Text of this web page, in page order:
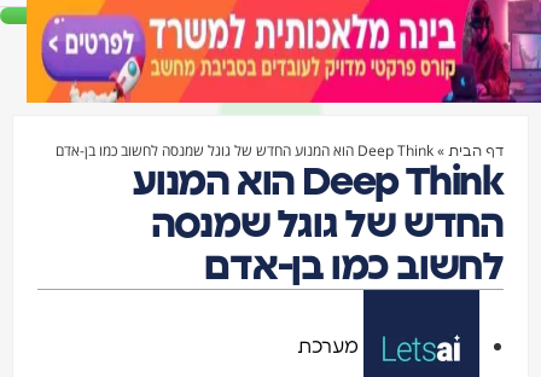
דף הבית»Deep Think הוא המנוע החדש של גוגל שמנסה לחשוב כמו בן-אדם
Deep Think הוא המנוע
החדש של גוגל שמנסה
לחשוב כמו בן-אדם
מערכת